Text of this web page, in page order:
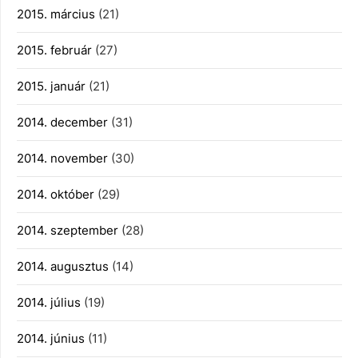
2015. március (21)
2015. február (27)
2015. január (21)
2014. december (31)
2014. november (30)
2014. október (29)
2014. szeptember (28)
2014. augusztus (14)
2014. július (19)
2014. június (11)